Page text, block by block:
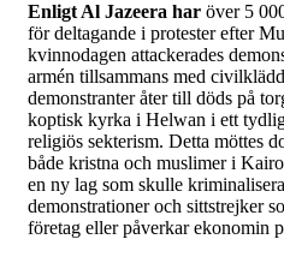
Enligt Al Jazeera har över 5
för deltagande i protester efter
kvinnodagen attackerades
armén tillsammans med
demonstranter åter till döds på
koptisk kyrka i Helwan i ett
religiös sekterism. Detta möttes
både kristna och muslimer i
en ny lag som skulle
demonstrationer och sittstrejker
företag eller påverkar ekonomin